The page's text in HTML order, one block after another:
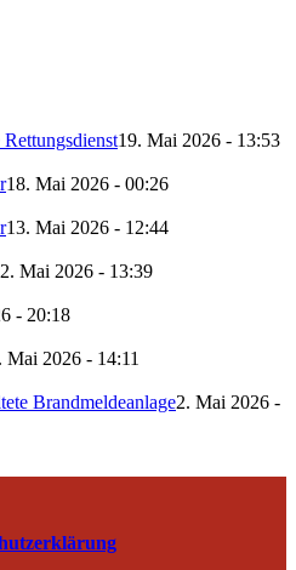
19. Mai 2026 - 13:53
18. Mai 2026 - 00:26
13. Mai 2026 - 12:44
Mai 2026 - 13:39
- 20:18
Mai 2026 - 14:11
Brandmeldeanlage2. Mai 2026 -